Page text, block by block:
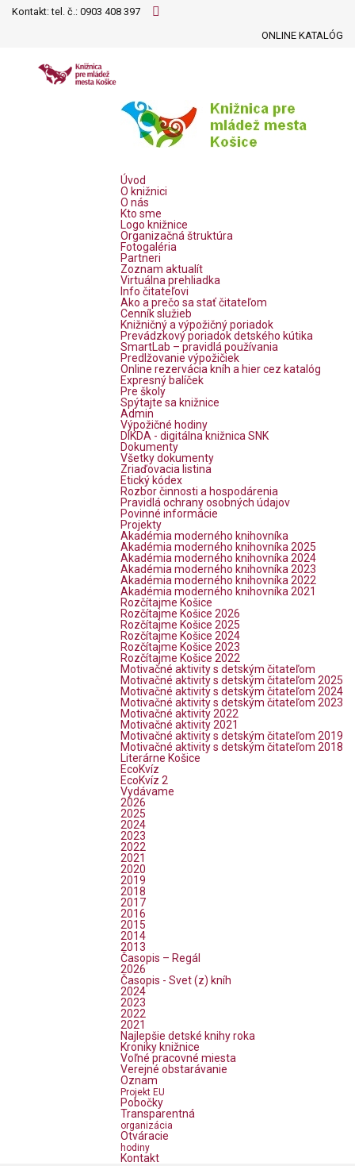
Kontakt: tel. č.: 0903 408 397
ONLINE KATALÓG
Úvod
O knižnici
O nás
Kto sme
Logo knižnice
Organizačná štruktúra
Fotogaléria
Partneri
Zoznam aktualít
Virtuálna prehliadka
Info čitateľovi
Ako a prečo sa stať čitateľom
Cenník služieb
Knižničný a výpožičný poriadok
Prevádzkový poriadok detského kútika
SmartLab – pravidlá používania
Predlžovanie výpožičiek
Online rezervácia kníh a hier cez katalóg
Expresný balíček
Pre školy
Spýtajte sa knižnice
Admin
Výpožičné hodiny
DIKDA - digitálna knižnica SNK
Dokumenty
Všetky dokumenty
Zriaďovacia listina
Etický kódex
Rozbor činnosti a hospodárenia
Pravidlá ochrany osobných údajov
Povinné informácie
Projekty
Akadémia moderného knihovníka
Akadémia moderného knihovníka 2025
Akadémia moderného knihovníka 2024
Akadémia moderného knihovníka 2023
Akadémia moderného knihovníka 2022
Akadémia moderného knihovníka 2021
Rozčítajme Košice
Rozčítajme Košice 2026
Rozčítajme Košice 2025
Rozčítajme Košice 2024
Rozčítajme Košice 2023
Rozčítajme Košice 2022
Motivačné aktivity s detským čitateľom
Motivačné aktivity s detským čitateľom 2025
Motivačné aktivity s detským čitateľom 2024
Motivačné aktivity s detským čitateľom 2023
Motivačné aktivity 2022
Motivačné aktivity 2021
Motivačné aktivity s detským čitateľom 2019
Motivačné aktivity s detským čitateľom 2018
Literárne Košice
EcoKvíz
EcoKvíz 2
Vydávame
2026
2025
2024
2023
2022
2021
2020
2019
2018
2017
2016
2015
2014
2013
Časopis – Regál
2026
Časopis - Svet (z) kníh
2024
2023
2022
2021
Najlepšie detské knihy roka
Kroniky knižnice
Voľné pracovné miesta
Verejné obstarávanie
Oznam
Projekt EU
Pobočky
Transparentná
organizácia
Otváracie
hodiny
Kontakt